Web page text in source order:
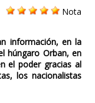
Nota
información, en la
húngaro Orban, en
el poder gracias al
los nacionalistas